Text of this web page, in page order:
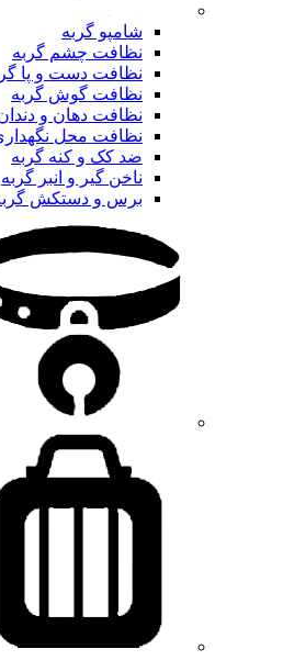
شامپو گربه
نظافت چشم گربه
نظافت دست و پا
نظافت گوش گربه
نظافت دهان و
نظافت محل
ضد کک و کنه گربه
ناخن گیر و انبر گربه
برس و دستکش